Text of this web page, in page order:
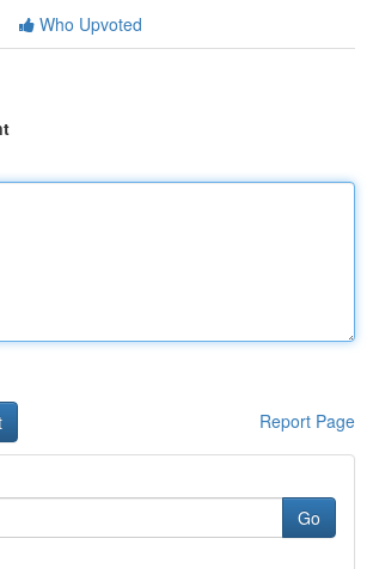
Who Upvoted
Report Page
Go